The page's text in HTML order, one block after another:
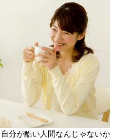
分が酷い人間なんじゃないか